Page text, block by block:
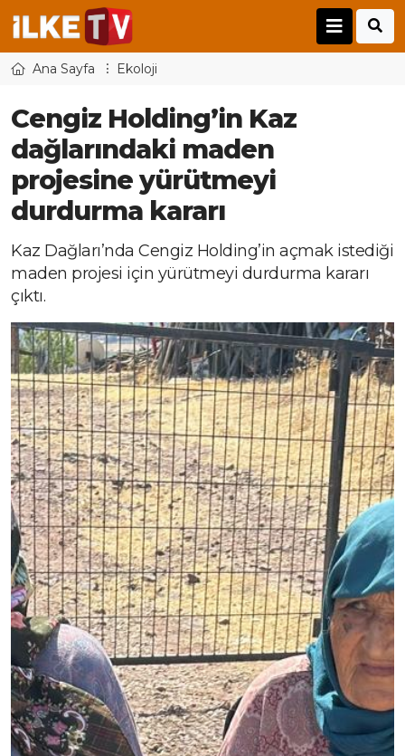
Ana Sayfa Ekoloji
Cengiz Holding’in Kaz
dağlarındaki maden
projesine yürütmeyi
durdurma kararı
Kaz Dağları’nda Cengiz Holding’in açmak istediği
maden projesi için yürütmeyi durdurma kararı
çıktı.